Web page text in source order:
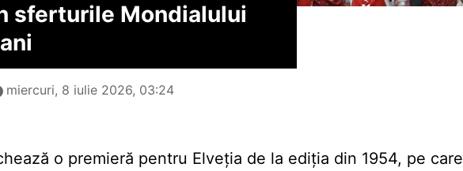
sferturile Mondialului
miercuri, 8 iulie 2026, 03:24
o premieră pentru Elveția de la ediția din 1954, pe care